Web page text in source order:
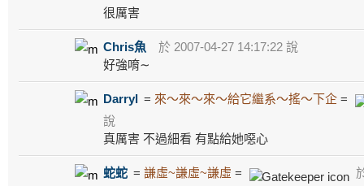
很厲害
Chris魚
於 2007-04-27 14:17:22 說
好強唷∼
Darryl = 來～來～來～給它繼系～搖～下企 =
說
真厲害 不過細看 有點給她噁心
蛇蛇 =謙虛~謙虛~謙虛 =